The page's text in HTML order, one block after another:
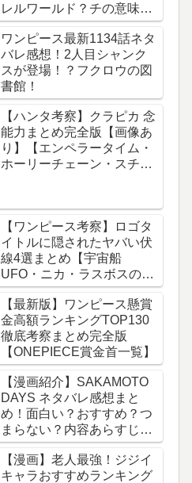
レルワールド？チの意味
は？内容あらすじは？アル
ベルト・ブルゼフスキと
は？【総合評価評判】【地
球の運動について】
ワンピース最新1134話ネタ
バレ感想！2人目シャンク
スが登場！？フクロウの図
書館！
【ハンタ考察】クラピカ 念
能力まとめ完全版【画像あ
り】【エンペラータイム・
ホーリーチェーン・スチー
ン】
【ワンピース考察】ロゴタ
イトルに隠されたヤバい伏
線4選まとめ【宇宙船
UFO・ニカ・ラスボスのイ
ム様・グランドライン】
【最新版】ワンピース懸賞
金高額ランキングTOP130
徹底考察まとめ完全版
【ONEPIECE賞金首一覧】
【漫画紹介】SAKAMOTO
DAYS ネタバレ感想まと
め！面白い？おすすめ？つ
まらない？内容あらすじレ
ビュー【サカモトデイズ】
【漫画】老人最強！ジジイ
キャラおすすめランキング